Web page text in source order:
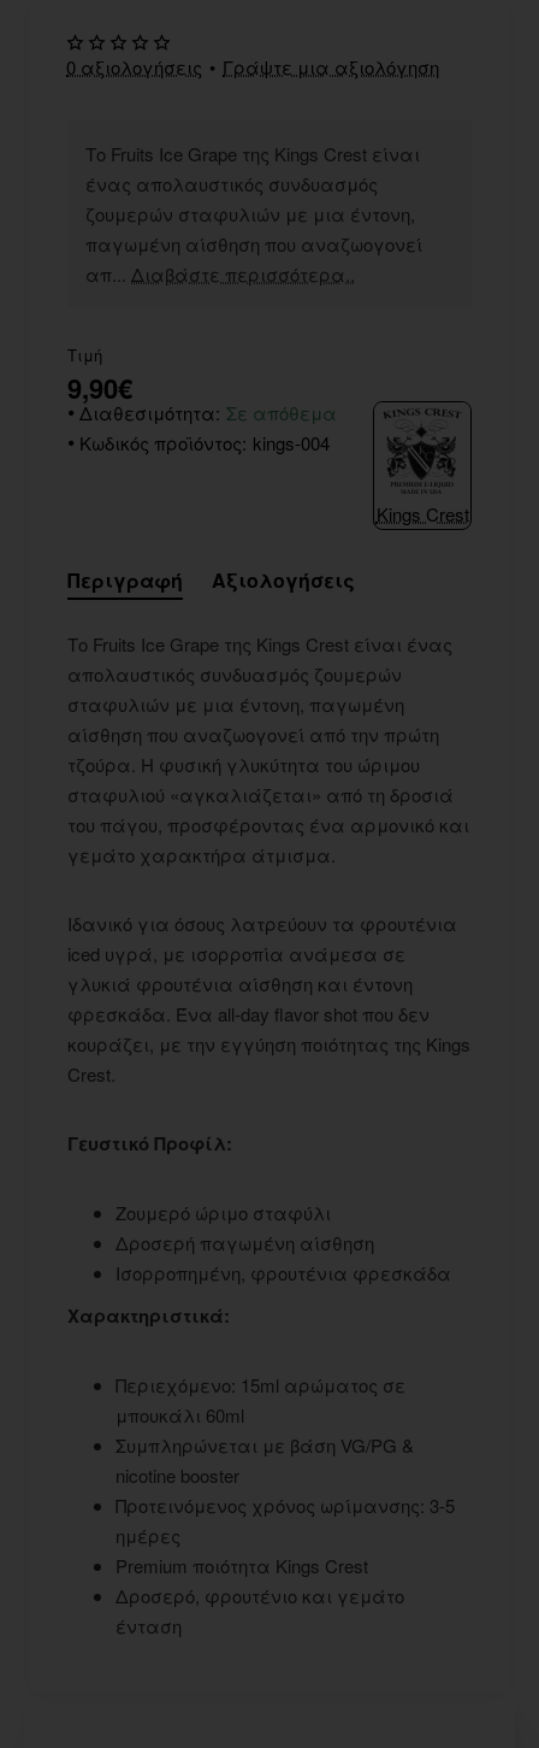
Το Fruits Ice Grape της Kings Crest είναι
ένας απολαυστικός συνδυασμός
ζουμερών σταφυλιών με μια έντονη,
παγωμένη αίσθηση που αναζωογονεί
απ... Διαβάστε περισσότερα..
0 αξιολογήσεις • Γράψτε μια αξιολόγηση
Τιμή
9,90€
Διαθεσιμότητα: Σε απόθεμα
Κωδικός προϊόντος: kings-004
Kings Crest
Περιγραφή Αξιολογήσεις
Το Fruits Ice Grape της Kings Crest είναι ένας
απολαυστικός συνδυασμός ζουμερών
σταφυλιών με μια έντονη, παγωμένη
αίσθηση που αναζωογονεί από την πρώτη
τζούρα. Η φυσική γλυκύτητα του ώριμου
σταφυλιού «αγκαλιάζεται» από τη δροσιά
του πάγου, προσφέροντας ένα αρμονικό και
γεμάτο χαρακτήρα άτμισμα.
Ιδανικό για όσους λατρεύουν τα φρουτένια
iced υγρά, με ισορροπία ανάμεσα σε
γλυκιά φρουτένια αίσθηση και έντονη
φρεσκάδα. Ένα all-day flavor shot που δεν
κουράζει, με την εγγύηση ποιότητας της Kings
Crest.
Γευστικό Προφίλ:
Ζουμερό ώριμο σταφύλι
Δροσερή παγωμένη αίσθηση
Ισορροπημένη, φρουτένια φρεσκάδα
Χαρακτηριστικά:
Περιεχόμενο: 15ml αρώματος σε
μπουκάλι 60ml
Συμπληρώνεται με βάση VG/PG &
nicotine booster
Προτεινόμενος χρόνος ωρίμανσης: 3-5
ημέρες
Premium ποιότητα Kings Crest
Δροσερό, φρουτένιο και γεμάτο
ένταση